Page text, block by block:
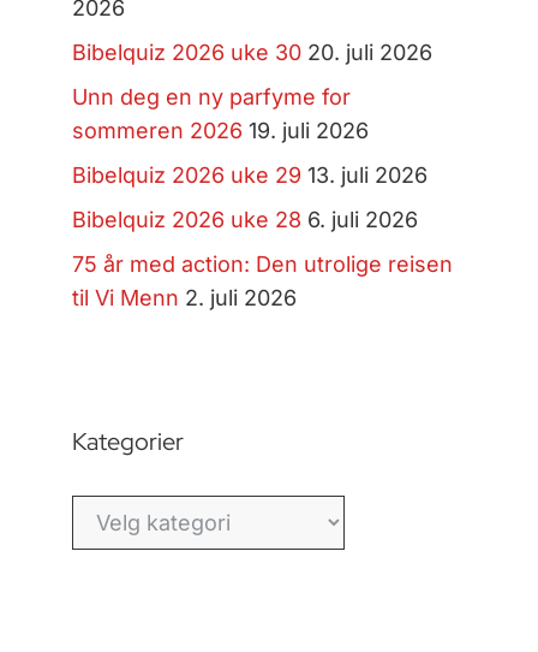
2026
Bibelquiz 2026 uke 30 20. juli 2026
Unn deg en ny parfyme for
sommeren 2026 19. juli 2026
Bibelquiz 2026 uke 29 13. juli 2026
Bibelquiz 2026 uke 28 6. juli 2026
75 år med action: Den utrolige reisen
til Vi Menn 2. juli 2026
Kategorier
Kategorier